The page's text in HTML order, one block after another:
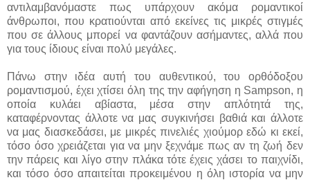
αντιλαμβανόμαστε πως υπάρχουν ακόμα ρομαντικοί
άνθρωποι, που κρατιούνται από εκείνες τις μικρές στιγμές
που σε άλλους μπορεί να φαντάζουν ασήμαντες, αλλά που
για τους ίδιους είναι πολύ μεγάλες.
Πάνω στην ιδέα αυτή του αυθεντικού, του ορθόδοξου
ρομαντισμού, έχει χτίσει όλη της την αφήγηση η Sampson, η
οποία κυλάει αβίαστα, μέσα στην απλότητά της,
καταφέρνοντας άλλοτε να μας συγκινήσει βαθιά και άλλοτε
να μας διασκεδάσει, με μικρές πινελιές χιούμορ εδώ κι εκεί,
τόσο όσο χρειάζεται για να μην ξεχνάμε πως αν τη ζωή δεν
την πάρεις και λίγο στην πλάκα τότε έχεις χάσει το παιχνίδι,
και τόσο όσο απαιτείται προκειμένου η όλη ιστορία να μην